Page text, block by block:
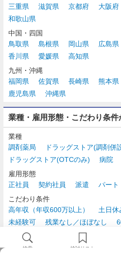
三重県
滋賀県 京都府 大阪府
和歌山県
中国・四国
鳥取県
島根県 岡山県 広島県
香川県
愛媛県
高知県
九州・沖縄
福岡県
佐賀県 長崎県 熊本県
鹿児島県
沖縄県
業種・雇用形態・こだわり条
業種
調剤薬局
ドラッグストア(調剤併
ドラッグストア(OTCのみ)
病院
雇用形態
正社員
契約社員 派遣
パート
こだわり条件
高年収（年収600万以上）
土日休
未経験可
残業なし／ほぼなし
時給2,500円以上
検索 検討リスト